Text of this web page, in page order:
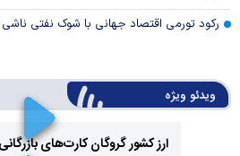
رکود تورمی اقتصاد جهانی با شوک نفتی ناشی
ویدئو ویژه
ارز کشور گروگان کارت‌های بازرگانی